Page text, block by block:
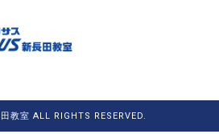
教室 ALL RIGHTS RESERVED.